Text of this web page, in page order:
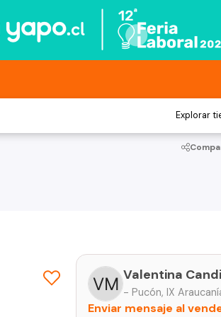
Explorar
- Pucón, IX
Enviar mensaje al